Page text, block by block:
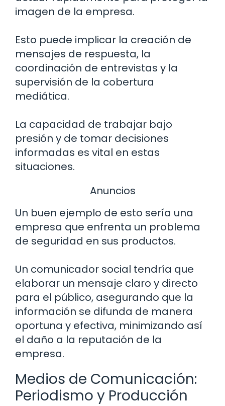
imagen de la empresa.
Esto puede implicar la creación de
mensajes de respuesta, la
coordinación de entrevistas y la
supervisión de la cobertura
mediática.
La capacidad de trabajar bajo
presión y de tomar decisiones
informadas es vital en estas
situaciones.
Anuncios
Un buen ejemplo de esto sería una
empresa que enfrenta un problema
de seguridad en sus productos.
Un comunicador social tendría que
elaborar un mensaje claro y directo
para el público, asegurando que la
información se difunda de manera
oportuna y efectiva, minimizando así
el daño a la reputación de la
empresa.
Medios de Comunicación:
Periodismo y Producción